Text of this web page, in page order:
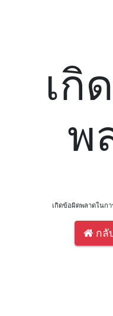
เกิ
พ
เกิดข้อผิดพลาดในก
กลั